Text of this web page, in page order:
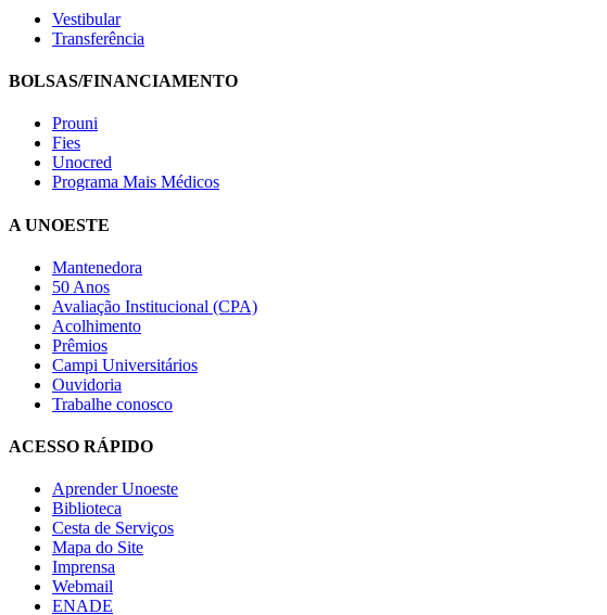
Vestibular
Transferência
BOLSAS/FINANCIAMENTO
Prouni
Fies
Unocred
Programa Mais Médicos
A UNOESTE
Mantenedora
50 Anos
Avaliação Institucional (CPA)
Acolhimento
Prêmios
Campi Universitários
Ouvidoria
Trabalhe conosco
ACESSO RÁPIDO
Aprender Unoeste
Biblioteca
Cesta de Serviços
Mapa do Site
Imprensa
Webmail
ENADE